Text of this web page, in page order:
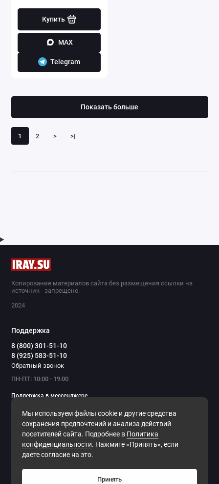
Купить
MAX
Telegram
1 2 > >|
Показать больше
Мы используем файлы cookie и другие средства
сохранения предпочтений и анализа действий
посетителей сайта. Подробнее в Политика
конфиденциальности. Нажмите «Принять», если
даете согласие на это.
Принять
Копирование материалов сайта без размещения ссылки на
источник - запрещено.
2024
Поддержка
8 (800) 301-51-10
8 (925) 583-51-10
Обратный звонок
ПН-ПТ: 10:00 - 19:00
Поддержка в мессенджере
Мы в сети